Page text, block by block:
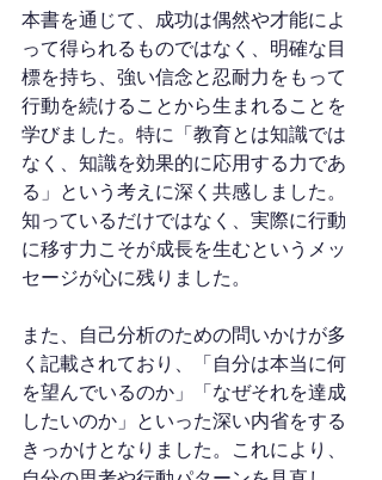
本書を通じて、成功は偶然や才能によ
って得られるものではなく、明確な目
標を持ち、強い信念と忍耐力をもって
行動を続けることから生まれることを
学びました。特に「教育とは知識では
なく、知識を効果的に応用する力であ
る」という考えに深く共感しました。
知っているだけではなく、実際に行動
に移す力こそが成長を生むというメッ
セージが心に残りました。
また、自己分析のための問いかけが多
く記載されており、「自分は本当に何
を望んでいるのか」「なぜそれを達成
したいのか」といった深い内省をする
きっかけとなりました。これにより、